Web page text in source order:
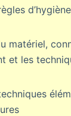
matériel,
et les